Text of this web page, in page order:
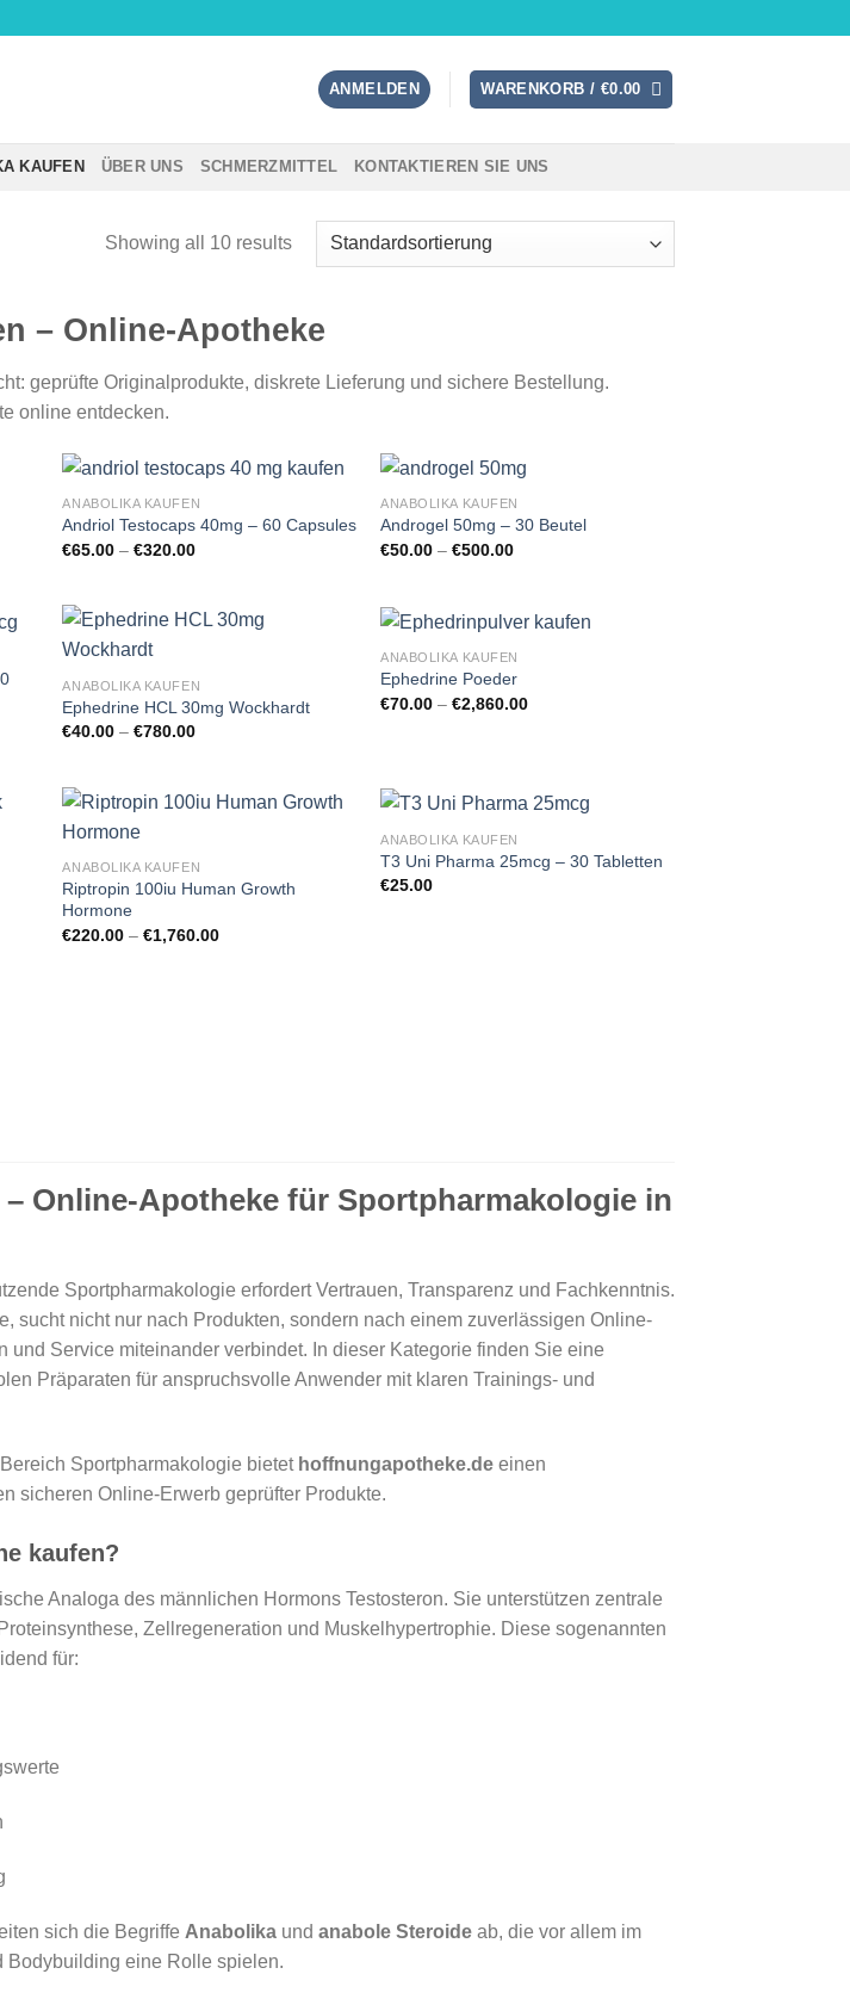
ANMELDEN WARENKORB / €0.00
KAUFEN ÜBER UNS SCHMERZMITTEL KONTAKTIEREN SIE UNS
Showing all 10 results
– Online-Apotheke
geprüfte Originalprodukte, diskrete Lieferung und sichere Bestellung.
online entdecken.
ANABOLIKA KAUFEN
Andriol Testocaps 40mg – 60 Capsules
€65.00 –€320.00Preisspanne:
ANABOLIKA KAUFEN
Androgel 50mg – 30 Beutel
€50.00 –€500.00Preisspanne:
ANABOLIKA KAUFEN
Ephedrine HCL 30mg Wockhardt
€40.00 –€780.00Preisspanne:
ANABOLIKA KAUFEN
Ephedrine Poeder
€70.00 –€2,860.00Preisspanne:
ANABOLIKA KAUFEN
Riptropin 100iu Human Growth
Hormone
€220.00 –€1,760.00Preisspanne:
ANABOLIKA KAUFEN
T3 Uni Pharma 25mcg – 30 Tabletten
€25.00
Online-Apotheke für Sportpharmakologie in
Sportpharmakologie erfordert Vertrauen, Transparenz und Fachkenntnis.
sucht nicht nur nach Produkten, sondern nach einem zuverlässigen Online-
und Service miteinander verbindet. In dieser Kategorie finden Sie eine
Präparaten für anspruchsvolle Anwender mit klaren Trainings- und
Sportpharmakologie bietet hoffnungapotheke.de einen
sicheren Online-Erwerb geprüfter Produkte.
kaufen?
Analoga des männlichen Hormons Testosteron. Sie unterstützen zentrale
Zellregeneration und Muskelhypertrophie. Diese sogenannten
für:
sich die Begriffe Anabolika und anabole Steroide ab, die vor allem im
Bodybuilding eine Rolle spielen.